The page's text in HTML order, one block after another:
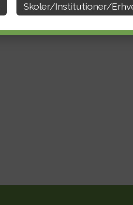
Skoler/Institutioner/